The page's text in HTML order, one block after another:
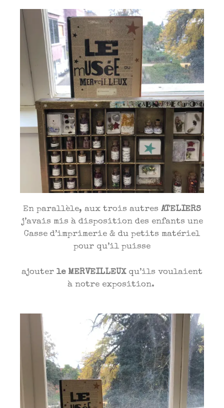
En parallèle, aux trois autres ATELIERS
j’avais mis à disposition des enfants une
Casse d’imprimerie & du petits matériel
pour qu’il puisse
ajouter le MERVEILLEUXqu’ils voulaient
à notre exposition.